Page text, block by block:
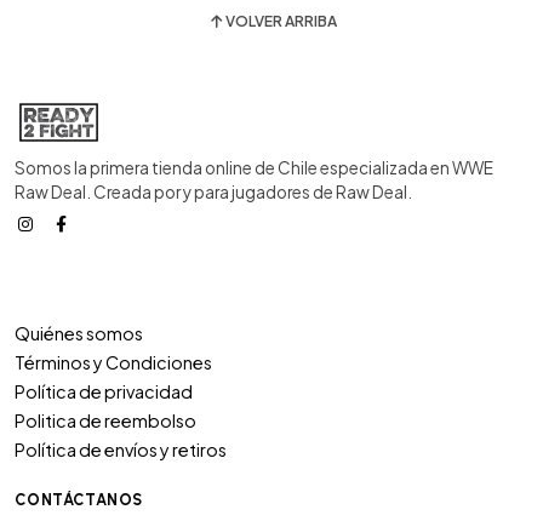
VOLVER ARRIBA
Somos la primera tienda online de Chile especializada en WWE
Raw Deal. Creada por y para jugadores de Raw Deal.
Quiénes somos
Términos y Condiciones
Política de privacidad
Politica de reembolso
Política de envíos y retiros
CONTÁCTANOS